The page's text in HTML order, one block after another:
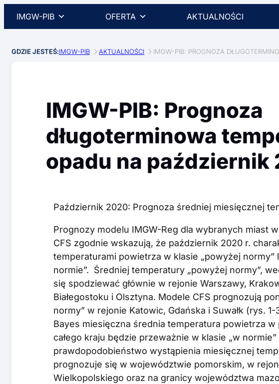
IMGW-PIB OFERTA AKTUALNOŚCI
GDZIE JESTEŚ:IMGW-PIB AKTUALNOŚCI IMGW-PIB: PROGNOZA
IMGW-PIB: Prognoza
długoterminowa
opadu na październik
Październik 2020: Prognoza średniej miesięcznej
Prognozy modelu IMGW-Reg dla wybranych miast
CFS zgodnie wskazują, że październik 2020 r.
temperaturami powietrza w klasie „powyżej normy”
normie”. Średniej temperatury „powyżej normy”,
się spodziewać głównie w rejonie Warszawy,
Białegostoku i Olsztyna. Modele CFS prognozują
normy” w rejonie Katowic, Gdańska i Suwałk (rys. 1-
Bayes miesięczna średnia temperatura powietrza
całego kraju będzie przeważnie w klasie „w
prawdopodobieństwo wystąpienia miesięcznej
prognozuje się w województwie pomorskim, w
Wielkopolskiego oraz na granicy województwa